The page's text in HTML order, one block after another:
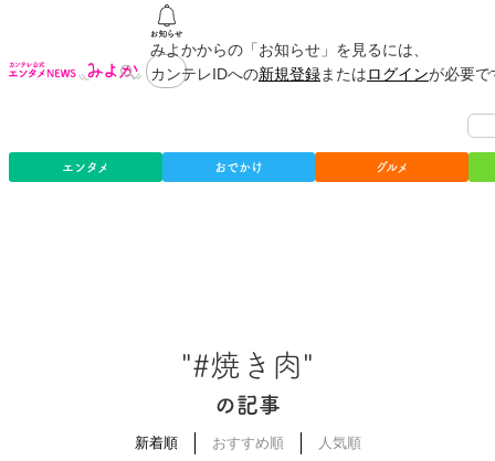
みよかからの「お知らせ」を見るには、
カンテレIDへの新規登録またはログインが必要
エンタメ おでかけ グルメ
"#焼き肉"
の記事
新着順 おすすめ順 人気順